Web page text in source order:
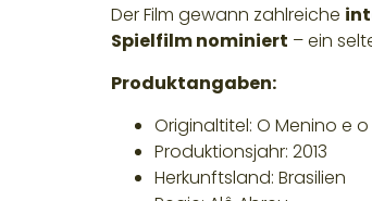
Der Film gewann zahlreiche
Spielfilm nominiert – ein
Produktangaben:
Originaltitel: O Menino e
Produktionsjahr: 2013
Herkunftsland: Brasilien